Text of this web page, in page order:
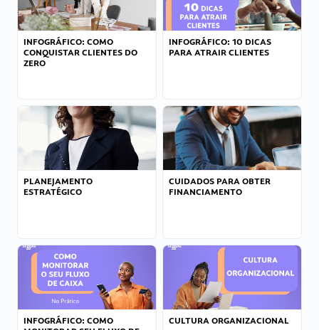
INFOGRÁFICO: COMO
CONQUISTAR CLIENTES DO
ZERO
INFOGRÁFICO: 10 DICAS
PARA ATRAIR CLIENTES
PLANEJAMENTO
ESTRATÉGICO
CUIDADOS PARA OBTER
FINANCIAMENTO
INFOGRÁFICO: COMO
CULTURA ORGANIZACIONAL